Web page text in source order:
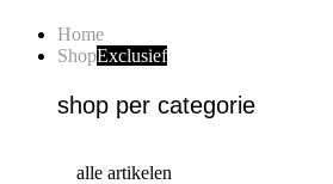
Home
ShopExclusief
shop per categorie
alle artikelen